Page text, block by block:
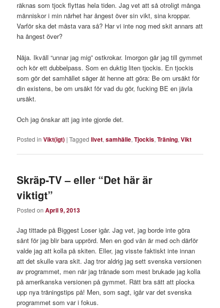
räknas som tjock flyttas hela tiden. Jag vet att så otroligt många
människor i min närhet har ångest över sin vikt, sina kroppar.
Varför ska det måsta vara så? Har vi inte nog med skit annars att
ha ångest över?
Nåja. Ikväll “unnar jag mig” ostkrokar. Imorgon går jag till gymmet
och kör ett dubbelpass. Som en duktig liten tjockis. En tjockis
som gör det samhället säger åt henne att göra: Be om ursäkt för
din existens, be om ursäkt för vad du gör, fucking BE en jävla
ursäkt.
Och jag önskar att jag inte gjorde det.
Posted in Vikt(igt) |Tagged livet,samhälle,Tjockis,Träning,Vikt
Skräp-TV – eller “Det här är
viktigt”
Posted onApril 9, 2013
Jag tittade på Biggest Loser igår. Jag vet, jag borde inte göra
sånt för jag blir bara upprörd. Men en god vän är med och därför
valde jag att kolla på skiten. Eller, jag visste faktiskt inte innan
att det skulle vara skit. Jag tror aldrig jag sett svenska versionen
av programmet, men när jag tränade som mest brukade jag kolla
på amerikanska versionen på gymmet. Rätt bra sätt att plocka
upp nya träningstips på! Men, som sagt, igår var det svenska
programmet som var i fokus.